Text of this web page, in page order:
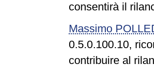
consentirà il
Massimo
0.5.0.100.10,
contribuire al